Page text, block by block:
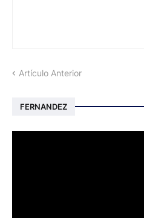
Artículo Anterior
FERNANDEZ